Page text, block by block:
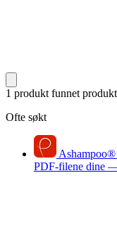
1 produkt funnet
Ofte søkt
Ashampoo®
PDF-filene dine